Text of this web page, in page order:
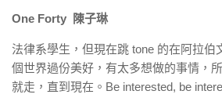
One Forty 陳子琳
法律系學生，但現在跳 tone 的在阿拉伯
個世界過份美好，有太多想做的事情，
就走，直到現在。Be interested, be